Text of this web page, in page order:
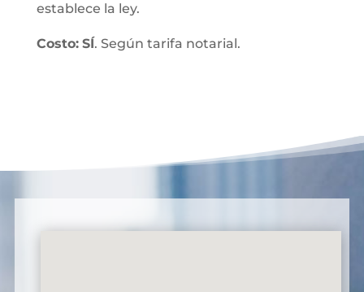
establece la ley.
Costo: SÍ. Según tarifa notarial.